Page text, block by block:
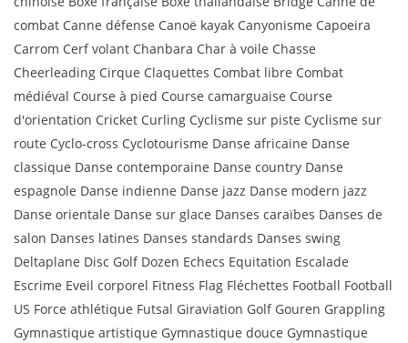
combat Canne défense Canoë kayak Canyonisme Capoeira
Carrom Cerf volant Chanbara Char à voile Chasse
Cheerleading Cirque Claquettes Combat libre Combat
médiéval Course à pied Course camarguaise Course
d'orientation Cricket Curling Cyclisme sur piste Cyclisme sur
route Cyclo-cross Cyclotourisme Danse africaine Danse
classique Danse contemporaine Danse country Danse
espagnole Danse indienne Danse jazz Danse modern jazz
Danse orientale Danse sur glace Danses caraïbes Danses de
salon Danses latines Danses standards Danses swing
Deltaplane Disc Golf Dozen Echecs Equitation Escalade
Escrime Eveil corporel Fitness Flag Fléchettes Football Football
US Force athlétique Futsal Giraviation Golf Gouren Grappling
Gymnastique artistique Gymnastique douce Gymnastique